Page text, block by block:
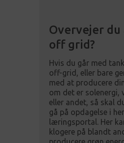
Overvejer du
off grid?
Hvis du går med
off-grid, eller bare
med at producere
om det er solenergi,
eller andet, så skal
gå på opdagelse i
læringsportal. Her
klogere på blandt